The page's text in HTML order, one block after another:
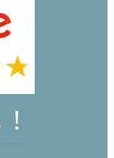
!